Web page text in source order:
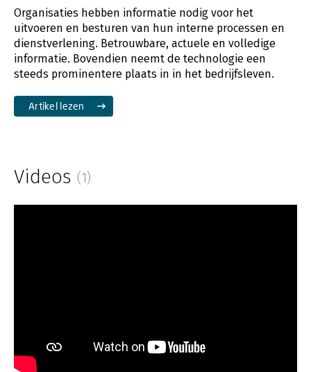
Organisaties hebben informatie nodig voor het
uitvoeren en besturen van hun interne processen en
dienstverlening. Betrouwbare, actuele en volledige
informatie. Bovendien neemt de technologie een
steeds prominentere plaats in in het bedrijfsleven.
Artikel lezen
Videos (1)